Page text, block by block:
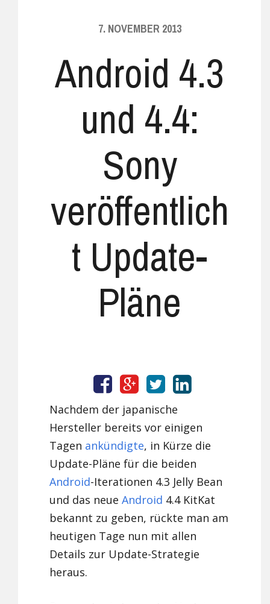
7. NOVEMBER 2013
Android 4.3
und 4.4:
Sony
veröffentlich
t Update-
Pläne
Nachdem der japanische
Hersteller bereits vor einigen
Tagen ankündigte, in Kürze die
Update-Pläne für die beiden
Android-Iterationen 4.3 Jelly Bean
und das neueAndroid 4.4 KitKat
bekannt zu geben, rückte man am
heutigen Tage nun mit allen
Details zur Update-Strategie
heraus.